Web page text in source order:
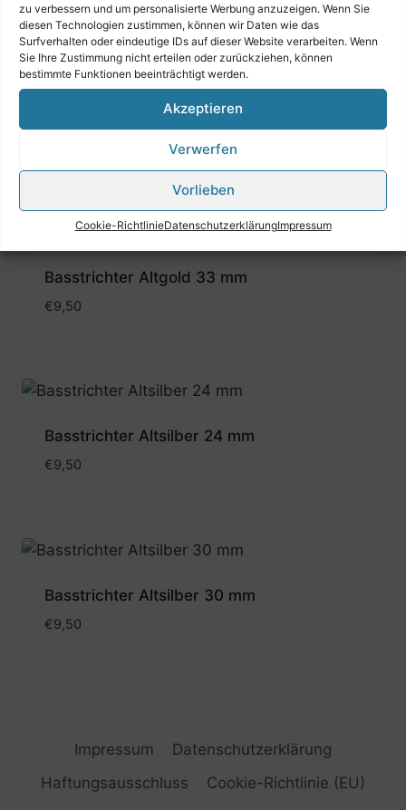
zu verbessern und um personalisierte Werbung anzuzeigen. Wenn Sie
diesen Technologien zustimmen, können wir Daten wie das
Surfverhalten oder eindeutige IDs auf dieser Website verarbeiten. Wenn
Sie Ihre Zustimmung nicht erteilen oder zurückziehen, können
bestimmte Funktionen beeinträchtigt werden.
Akzeptieren
Verwerfen
Vorlieben
Cookie-RichtlinieDatenschutzerklärungImpressum
Ähnliche Produkte
Basstrichter Altsilber 33 mm
Basstrichter Altgold 33 mm
€9,50
Basstrichter Altsilber 24 mm
€9,50
Basstrichter Altsilber 30 mm
€9,50
Impressum
Datenschutzerklärung
Haftungsausschluss
Cookie-Richtlinie (EU)